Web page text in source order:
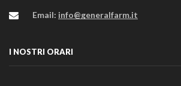
Email: info@generalfarm.it
I NOSTRI ORARI